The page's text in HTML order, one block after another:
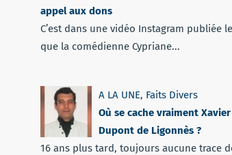
appel aux dons
C’est dans une vidéo Instagram publiée
que la comédienne Cypriane...
A LA UNE, Faits Divers
Où se cache vraiment Xavier
Dupont de Ligonnès ?
16 ans plus tard, toujours aucune trace